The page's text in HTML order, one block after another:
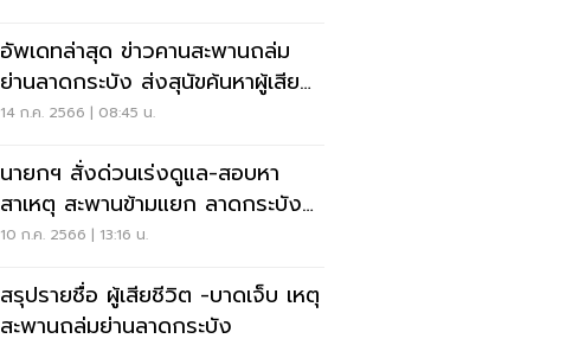
อัพเดทล่าสุด ข่าวคานสะพานถล่ม
ย่านลาดกระบัง ส่งสุนัขค้นหาผู้เสีย
ชีวิต
14 ก.ค. 2566 | 08:45 น.
นายกฯ สั่งด่วนเร่งดูแล-สอบหา
สาเหตุ สะพานข้ามแยก ลาดกระบัง
ถล่ม
10 ก.ค. 2566 | 13:16 น.
สรุปรายชื่อ ผู้เสียชีวิต -บาดเจ็บ เหตุ
สะพานถล่มย่านลาดกระบัง